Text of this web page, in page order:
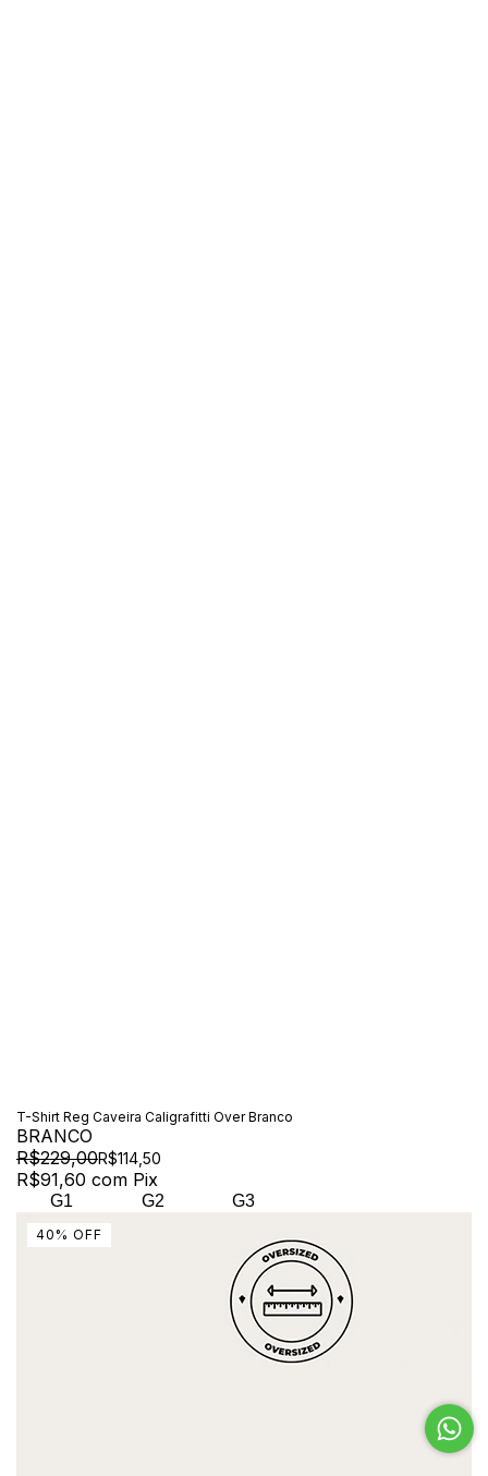
T-Shirt Reg Caveira Caligrafitti Over Branco
BRANCO
R$229,00R$114,50
R$91,60 com Pix
G1 G2 G3
40 % OFF